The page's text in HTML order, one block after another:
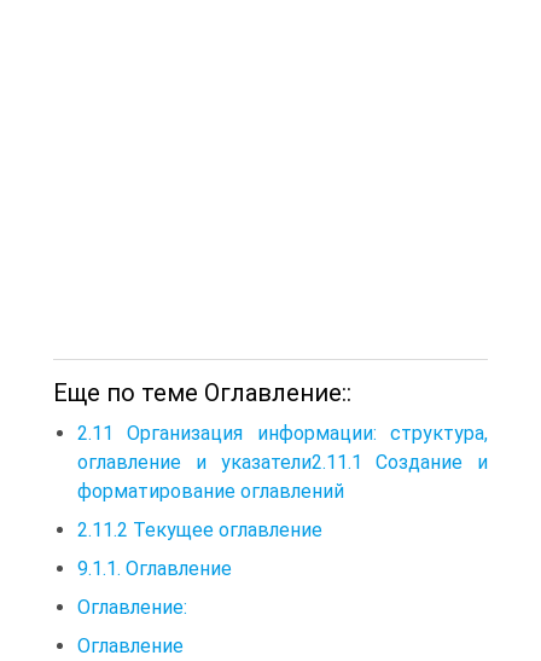
Еще по теме Оглавление::
2.11 Организация информации: структура,
оглавление и указатели2.11.1 Создание и
форматирование оглавлений
2.11.2 Текущее оглавление
9.1.1. Оглавление
Оглавление:
Оглавление